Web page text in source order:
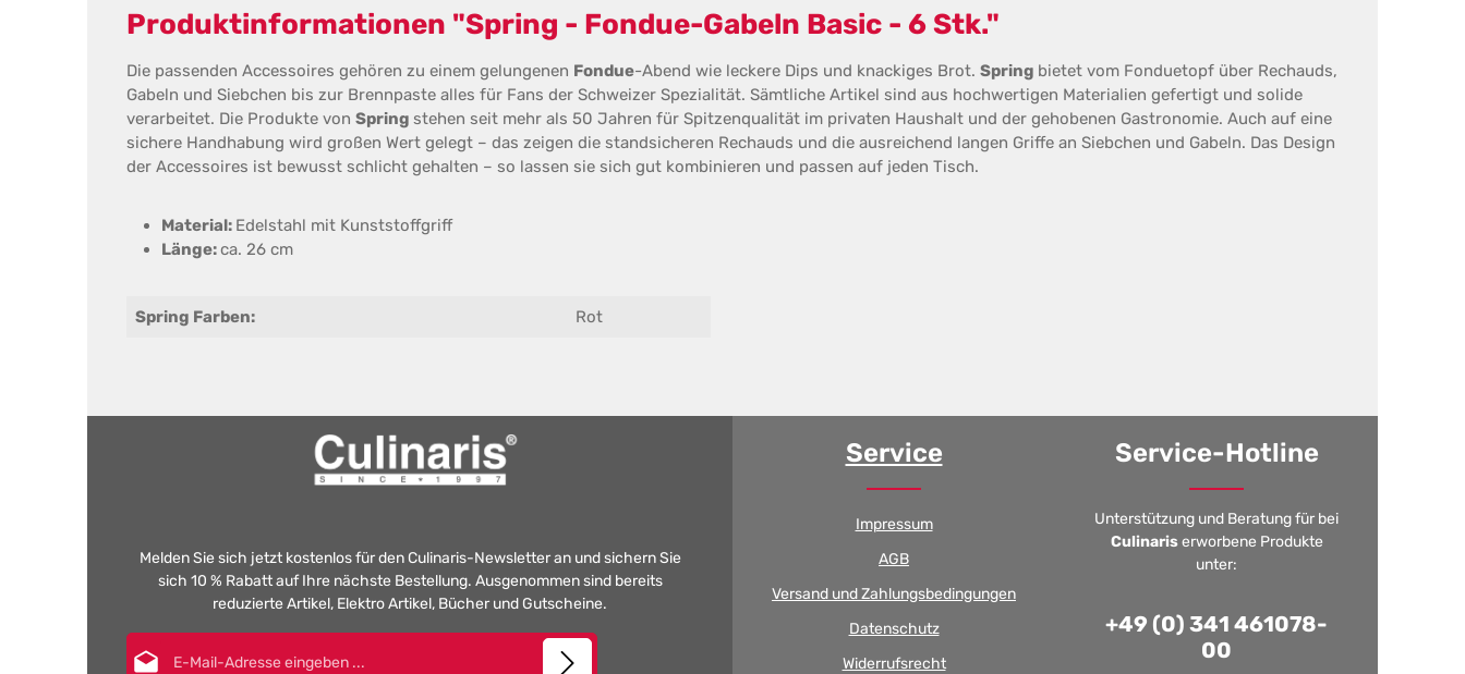
Produktinformationen "Spring - Fondue-Gabeln Basic - 6 Stk."
Die passenden Accessoires gehören zu einem gelungenen Fondue-Abend wie leckere Dips und knackiges Brot. Spring bietet vom Fonduetopf über Rechauds,
Gabeln und Siebchen bis zur Brennpaste alles für Fans der Schweizer Spezialität. Sämtliche Artikel sind aus hochwertigen Materialien gefertigt und solide
verarbeitet. Die Produkte von Spring stehen seit mehr als 50 Jahren für Spitzenqualität im privaten Haushalt und der gehobenen Gastronomie. Auch auf eine
sichere Handhabung wird großen Wert gelegt – das zeigen die standsicheren Rechauds und die ausreichend langen Griffe an Siebchen und Gabeln. Das Design
der Accessoires ist bewusst schlicht gehalten – so lassen sie sich gut kombinieren und passen auf jeden Tisch.
Material: Edelstahl mit Kunststoffgriff
Länge:ca. 26 cm
Spring Farben: Rot
Melden Sie sich jetzt kostenlos für den Culinaris-Newsletter an und sichern Sie
sich 10 % Rabatt auf Ihre nächste Bestellung. Ausgenommen sind bereits
reduzierte Artikel, Elektro Artikel, Bücher und Gutscheine.
Service
Impressum
AGB
Versand und Zahlungsbedingungen
Datenschutz
Widerrufsrecht
Service-Hotline
Unterstützung und Beratung für bei
Culinariserworbene Produkte
unter:
+49 (0) 341 461078-
00